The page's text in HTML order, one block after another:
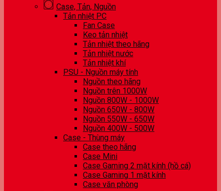
Case, Tản, Nguồn
Tản nhiệt PC
Fan Case
Keo tản nhiệt
Tản nhiệt theo hãng
Tản nhiệt nước
Tản nhiệt khí
PSU - Nguồn máy tính
Nguồn theo hãng
Nguồn trên 1000W
Nguồn 800W - 1000W
Nguồn 650W - 800W
Nguồn 550W - 650W
Nguồn 400W - 500W
Case - Thùng máy
Case theo hãng
Case Mini
Case Gaming 2 mặt kính (hồ cá)
Case Gaming 1 mặt kính
Case văn phòng